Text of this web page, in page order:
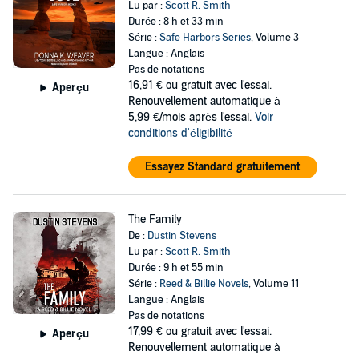
Aperçu
Lu par :Scott R. Smith
Durée : 8 h et 33 min
Série :Safe Harbors Series, Volume 3
Langue : Anglais
Pas de notations
16,91 € ou gratuit avec l'essai.
Renouvellement automatique à
5,99 €/mois après l'essai. Voir
conditions d'éligibilité
Essayez Standard gratuitement
Aperçu
The Family
De : Dustin Stevens
Lu par :Scott R. Smith
Durée : 9 h et 55 min
Série : Reed & Billie Novels, Volume 11
Langue : Anglais
Pas de notations
17,99 € ou gratuit avec l'essai.
Renouvellement automatique à